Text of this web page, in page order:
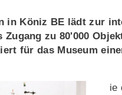
in Köniz BE lädt zur
Zugang zu 80'000
für das Museum
ie